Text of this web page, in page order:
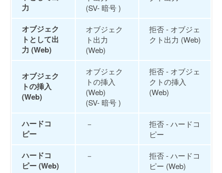
力
(SV- 暗号 )
オブジェク
トとして出
力 (Web)
オブジェク
ト出力
(Web)
拒否 - オブジェ
クト出力 (Web)
オブジェク
トの挿入
(Web)
オブジェク
トの挿入
(Web)
(SV- 暗号 )
拒否 - オブジェ
クトの挿入
(Web)
ハードコ
ピー
－
拒否 - ハードコ
ピー
ハードコ
ピー (Web)
－
拒否 - ハードコ
ピー (Web)